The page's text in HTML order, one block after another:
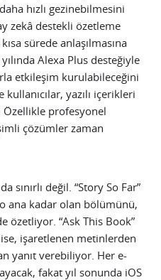
hızlı gezinebilmesini
zekâ destekli özetleme
sürede anlaşılmasına
Alexa Plus desteğiyle
etkileşim kurulabileceğini
yazılı içerikleri
Özellikle profesyonel
çözümler zaman
sınırlı değil. “Story So Far”
ana kadar olan bölümünü,
özetliyor. “Ask This Book”
işaretlenen metinlerden
yanıt verebiliyor. Her e-
fakat yıl sonunda iOS